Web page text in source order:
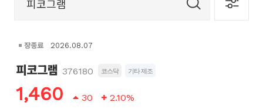
장종료 2026.08.07
피코그램 376180 코스닥 기타 제조
1,460 30 2.10%